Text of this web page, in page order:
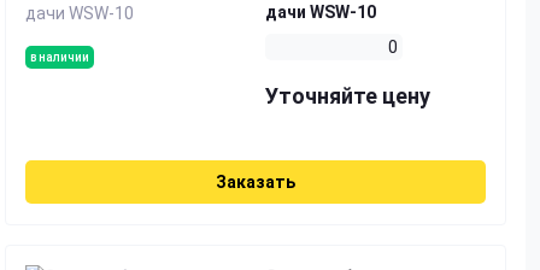
в наличии
дачи WSW-10
0
Уточняйте цену
Заказать